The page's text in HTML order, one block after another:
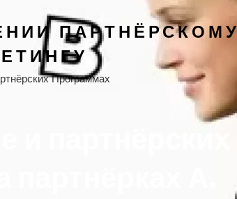
ПАРТНЁРСКОМУ
Программах
партнёрских
А.